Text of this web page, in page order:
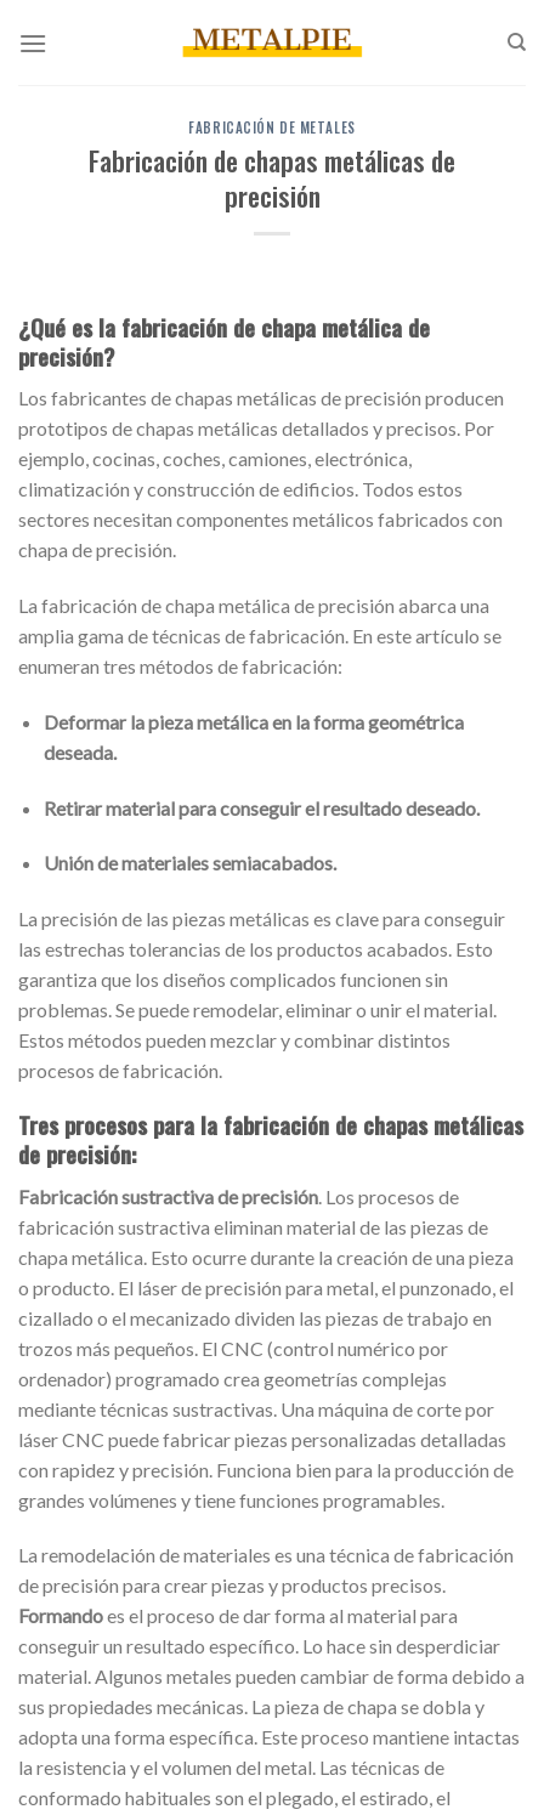
FABRICACIÓN DE METALES
Fabricación de chapas metálicas de
precisión
¿Qué es la fabricación de chapa metálica de
precisión?
Los fabricantes de chapas metálicas de precisión producen
prototipos de chapas metálicas detallados y precisos. Por
ejemplo, cocinas, coches, camiones, electrónica,
climatización y construcción de edificios. Todos estos
sectores necesitan componentes metálicos fabricados con
chapa de precisión.
La fabricación de chapa metálica de precisión abarca una
amplia gama de técnicas de fabricación. En este artículo se
enumeran tres métodos de fabricación:
Deformar la pieza metálica en la forma geométrica
deseada.
Retirar material para conseguir el resultado deseado.
Unión de materiales semiacabados.
La precisión de las piezas metálicas es clave para conseguir
las estrechas tolerancias de los productos acabados. Esto
garantiza que los diseños complicados funcionen sin
problemas. Se puede remodelar, eliminar o unir el material.
Estos métodos pueden mezclar y combinar distintos
procesos de fabricación.
Tres procesos para la fabricación de chapas metálicas
de precisión:
Fabricación sustractiva de precisión . Los procesos de
fabricación sustractiva eliminan material de las piezas de
chapa metálica. Esto ocurre durante la creación de una pieza
o producto. El láser de precisión para metal, el punzonado, el
cizallado o el mecanizado dividen las piezas de trabajo en
trozos más pequeños. El CNC (control numérico por
ordenador) programado crea geometrías complejas
mediante técnicas sustractivas. Una máquina de corte por
láser CNC puede fabricar piezas personalizadas detalladas
con rapidez y precisión. Funciona bien para la producción de
grandes volúmenes y tiene funciones programables.
La remodelación de materiales es una técnica de fabricación
de precisión para crear piezas y productos precisos.
Formandoes el proceso de dar forma al material para
conseguir un resultado específico. Lo hace sin desperdiciar
material. Algunos metales pueden cambiar de forma debido a
sus propiedades mecánicas. La pieza de chapa se dobla y
adopta una forma específica. Este proceso mantiene intactas
la resistencia y el volumen del metal. Las técnicas de
conformado habituales son el plegado, el estirado, el